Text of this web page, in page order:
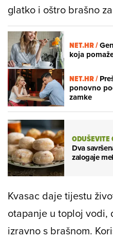
glatko i oštro brašno
NET.HR /
koja
NET.HR /
ponovno
zamke
ODUŠEVITE
Dva
zalogaje
Kvasac daje tijestu
otapanje u toploj vodi,
izravno s brašnom.